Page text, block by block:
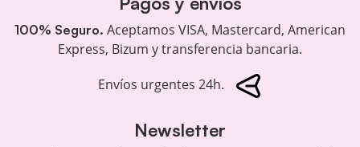
100% Seguro. Aceptamos VISA, Mastercard, American
Express, Bizum y transferencia bancaria.
Envíos urgentes 24h.
Newsletter